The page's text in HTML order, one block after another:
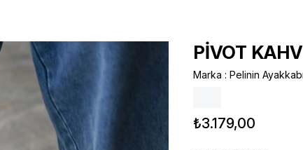
PİVOT
Marka : Pelinin
₺3.179,00